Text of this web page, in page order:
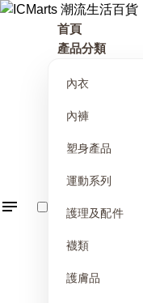
首頁
產品分類
內衣
內褲
塑身產品
運動系列
護理及配件
襪類
護膚品